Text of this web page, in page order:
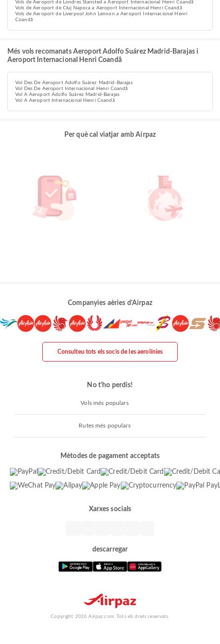
Vols de Aeroport de Londres Stansted a Aeroport Internacional Henri Coandă
Vols de Aeroport de Cluj Napoca a Aeroport Internacional Henri Coandă
Vols de Aeroport de Liverpool John Lennon a Aeroport Internacional Henri
Coandă
Més vols recomanats Aeroport Adolfo Suárez Madrid-Barajas i
Aeroport Internacional Henri Coandă
Vol Des De Aeroport Adolfo Suárez Madrid-Barajas
Vol Des De Aeroport Internacional Henri Coandă
Vol A Aeroport Adolfo Suárez Madrid-Barajas
Vol A Aeroport Internacional Henri Coandă
Per què cal viatjar amb Airpaz
Companyies aèries d'Airpaz
Consulteu tots els socis de les aerolínies
No t'ho perdis!
Vols més populars
Rutes més populars
Mètodes de pagament acceptats
Xarxes socials
descarregar
Copyright 2026 Airpaz.com. Tots els drets reservats.